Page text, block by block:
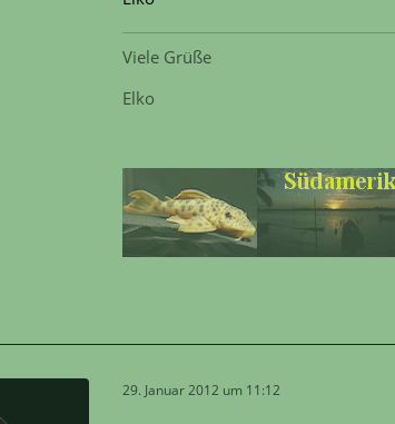
Viele Grüße
Elko
29. Januar 2012 um 11:12